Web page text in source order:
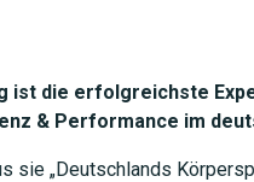
ist die erfolgreichste
& Performance im
sie „Deutschlands